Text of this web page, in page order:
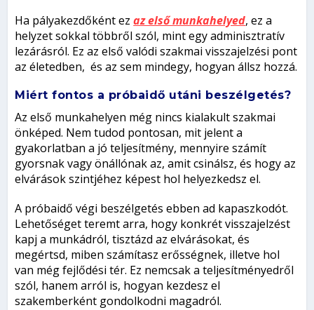
Ha pályakezdőként ezaz első munkahelyed, ez a
helyzet sokkal többről szól, mint egy adminisztratív
lezárásról. Ez az első valódi szakmai visszajelzési pont
az életedben, és az sem mindegy, hogyan állsz hozzá.
Miért fontos a próbaidő utáni beszélgetés?
Az első munkahelyen még nincs kialakult szakmai
önképed. Nem tudod pontosan, mit jelent a
gyakorlatban a jó teljesítmény, mennyire számít
gyorsnak vagy önállónak az, amit csinálsz, és hogy az
elvárások szintjéhez képest hol helyezkedsz el.
A próbaidő végi beszélgetés ebben ad kapaszkodót.
Lehetőséget teremt arra, hogy konkrét visszajelzést
kapj a munkádról, tisztázd az elvárásokat, és
megértsd, miben számítasz erősségnek, illetve hol
van még fejlődési tér. Ez nemcsak a teljesítményedről
szól, hanem arról is, hogyan kezdesz el
szakemberként gondolkodni magadról.